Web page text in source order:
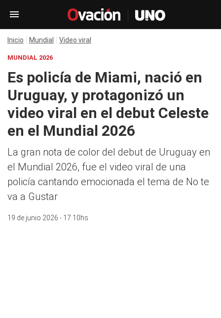
Inicio Mundial Video viral
MUNDIAL 2026
Es policía de Miami, nació en
Uruguay, y protagonizó un
video viral en el debut Celeste
en el Mundial 2026
La gran nota de color del debut de Uruguay en
el Mundial 2026, fue el video viral de una
policía cantando emocionada el tema de No te
va a Gustar
19 de junio 2026 - 17:10hs